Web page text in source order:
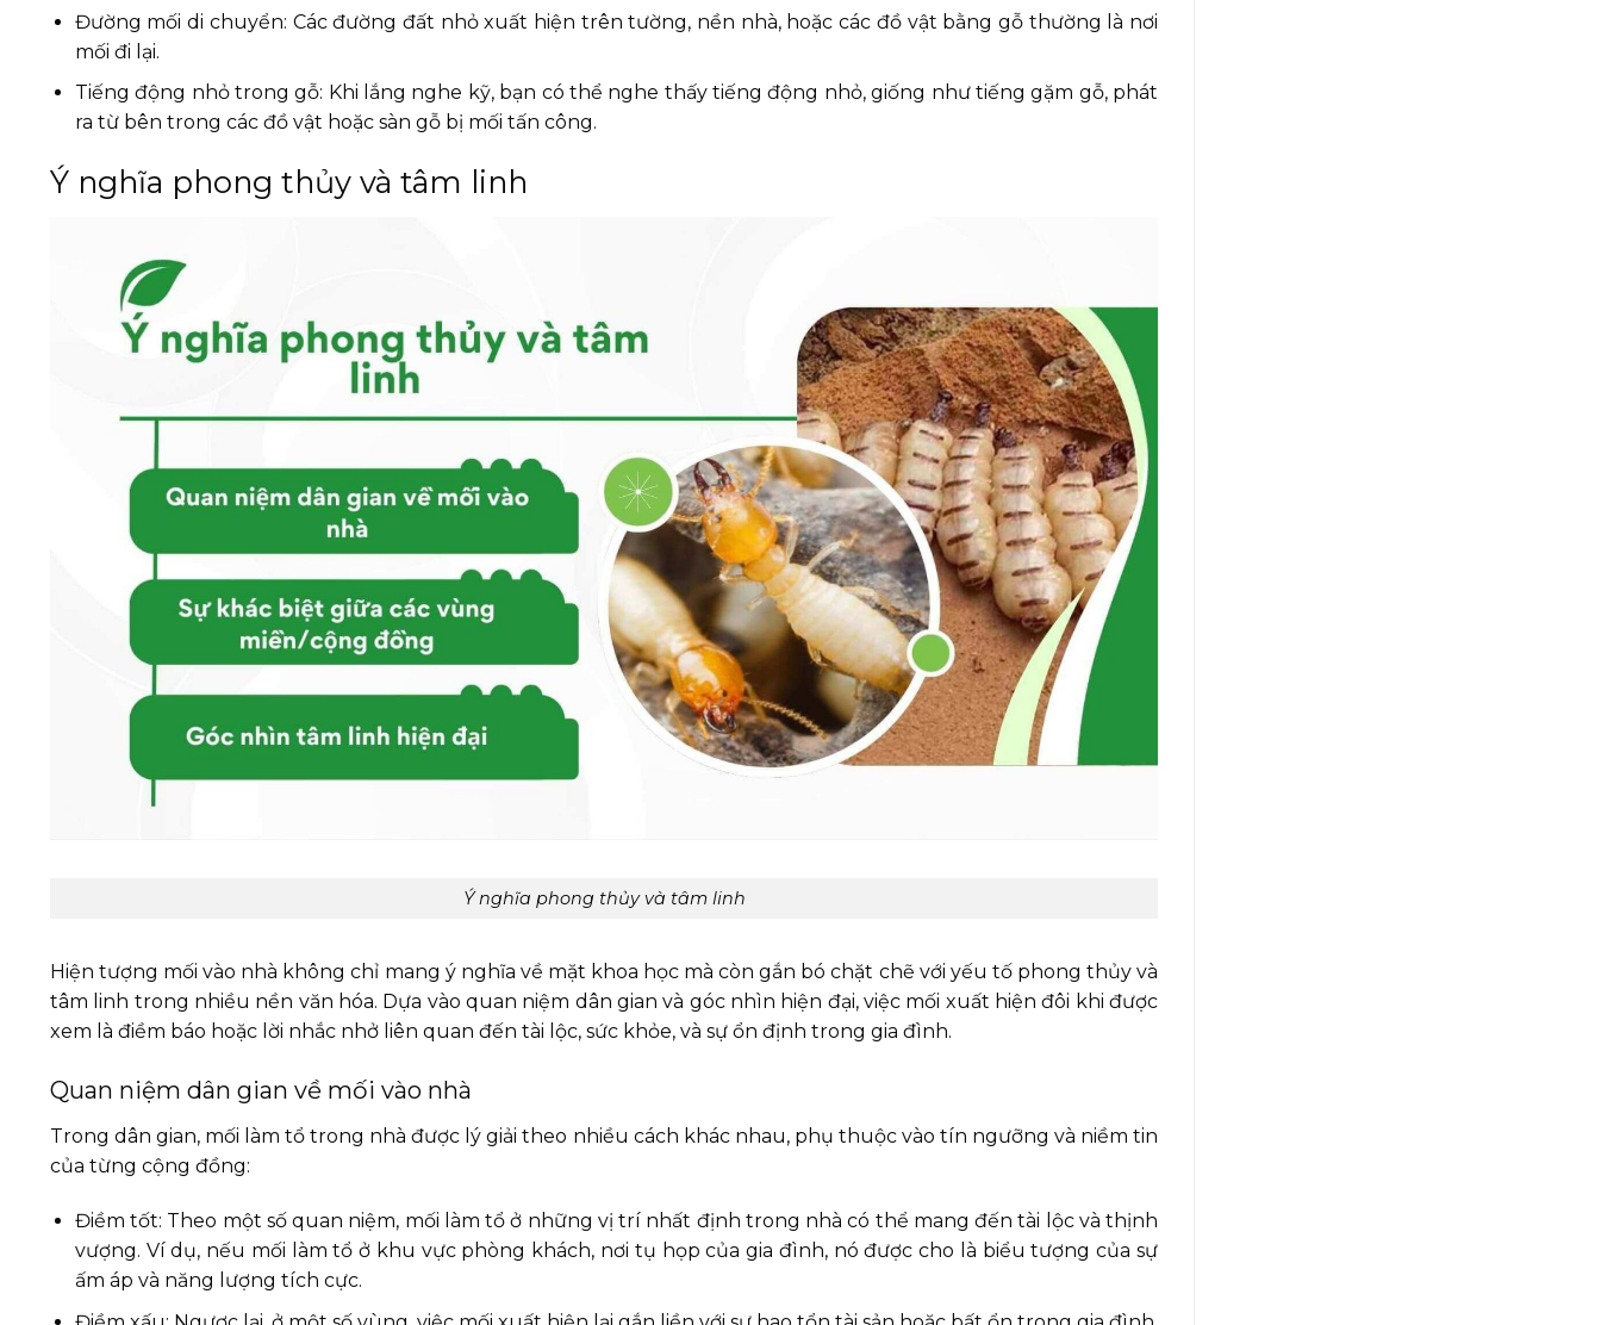
Đường mối di chuyển: Các đường đất nhỏ xuất hiện trên tường, nền nhà, hoặc các đồ vật bằng gỗ thường là nơi
mối đi lại.
Tiếng động nhỏ trong gỗ: Khi lắng nghe kỹ, bạn có thể nghe thấy tiếng động nhỏ, giống như tiếng gặm gỗ, phát
ra từ bên trong các đồ vật hoặc sàn gỗ bị mối tấn công.
Ý nghĩa phong thủy và tâm linh
Ý nghĩa phong thủy và tâm linh
Hiện tượng mối vào nhà không chỉ mang ý nghĩa về mặt khoa học mà còn gắn bó chặt chẽ với yếu tố phong thủy và
tâm linh trong nhiều nền văn hóa. Dựa vào quan niệm dân gian và góc nhìn hiện đại, việc mối xuất hiện đôi khi được
xem là điềm báo hoặc lời nhắc nhở liên quan đến tài lộc, sức khỏe, và sự ổn định trong gia đình.
Quan niệm dân gian về mối vào nhà
Trong dân gian, mối làm tổ trong nhà được lý giải theo nhiều cách khác nhau, phụ thuộc vào tín ngưỡng và niềm tin
của từng cộng đồng:
Điềm tốt: Theo một số quan niệm, mối làm tổ ở những vị trí nhất định trong nhà có thể mang đến tài lộc và thịnh
vượng. Ví dụ, nếu mối làm tổ ở khu vực phòng khách, nơi tụ họp của gia đình, nó được cho là biểu tượng của sự
ấm áp và năng lượng tích cực.